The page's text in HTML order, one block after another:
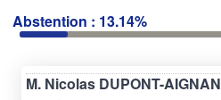
Abstention : 13.14%
M. Nicolas DUPONT-AIGNAN